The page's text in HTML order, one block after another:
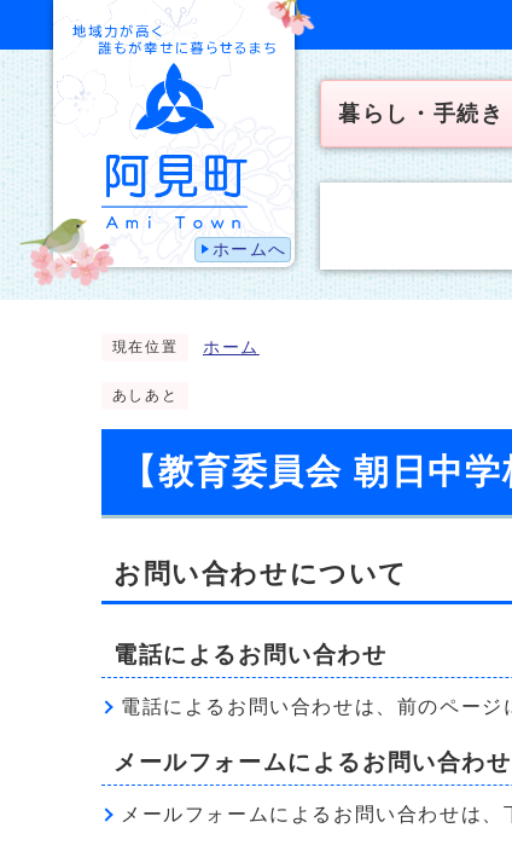
ホームへ
暮らし・手続き
現在位置 ホーム
あしあと
【教育委員会 朝日中
お問い合わせについて
電話によるお問い合わせ
電話によるお問い合わせは、前のページ
メールフォームによるお問い合わせ
メールフォームによるお問い合わせは